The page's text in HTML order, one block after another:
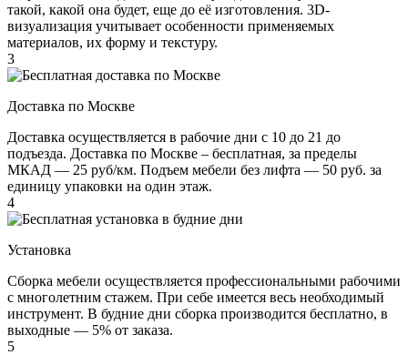
такой, какой она будет, еще до её изготовления. 3D-
визуализация учитывает особенности применяемых
материалов, их форму и текстуру.
3
Доставка по Москве
Доставка осуществляется в рабочие дни с 10 до 21 до
подъезда. Доставка по Москве – бесплатная, за пределы
МКАД — 25 руб/км. Подъем мебели без лифта — 50 руб. за
единицу упаковки на один этаж.
4
Установка
Сборка мебели осуществляется профессиональными рабочими
с многолетним стажем. При себе имеется весь необходимый
инструмент. В будние дни сборка производится бесплатно, в
выходные — 5% от заказа.
5